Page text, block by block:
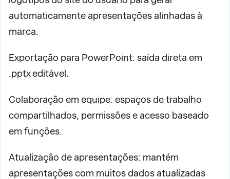
automaticamente apresentações alinhadas à
marca.
Exportação para PowerPoint: saída direta em
.pptx editável.
Colaboração em equipe: espaços de trabalho
compartilhados, permissões e acesso baseado
em funções.
Atualização de apresentações: mantém
apresentações com muitos dados atualizadas